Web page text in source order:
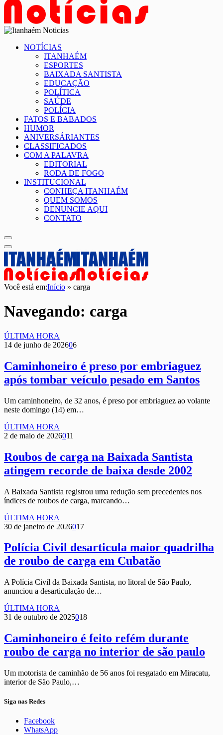
NOTÍCIAS
ITANHAÉM
ESPORTES
BAIXADA SANTISTA
EDUCAÇÃO
POLÍTICA
SAÚDE
POLÍCIA
FATOS E BABADOS
HUMOR
ANIVERSÁRIANTES
CLASSIFICADOS
COM A PALAVRA
EDITORIAL
RODA DE FOGO
INSTITUCIONAL
CONHEÇA ITANHAÉM
QUEM SOMOS
DENUNCIE AQUI
CONTATO
Você está em:Início » carga
Navegando: carga
ÚLTIMA HORA
14 de junho de 202606
Caminhoneiro é preso por embriaguez
após tombar veículo pesado em Santos
Um caminhoneiro, de 32 anos, é preso por embriaguez ao volante
neste domingo (14) em…
ÚLTIMA HORA
2 de maio de 2026011
Roubos de carga na Baixada Santista
atingem recorde de baixa desde 2002
A Baixada Santista registrou uma redução sem precedentes nos
índices de roubos de carga, marcando…
ÚLTIMA HORA
30 de janeiro de 2026017
Polícia Civil desarticula maior quadrilha
de roubo de carga em Cubatão
A Polícia Civil da Baixada Santista, no litoral de São Paulo,
anunciou a desarticulação de…
ÚLTIMA HORA
31 de outubro de 2025018
Caminhoneiro é feito refém durante
roubo de carga no interior de são paulo
Um motorista de caminhão de 56 anos foi resgatado em Miracatu,
interior de São Paulo,…
Siga nas Redes
Facebook
WhatsApp